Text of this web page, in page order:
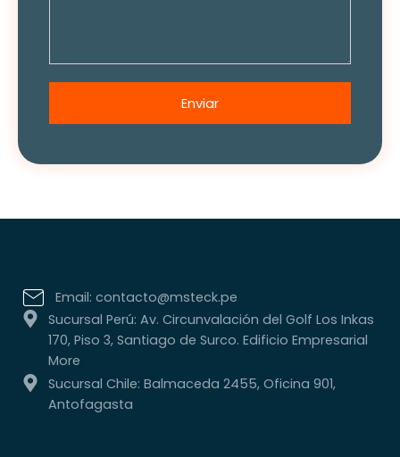
Email: contacto@msteck.pe
Sucursal Perú: Av. Circunvalación del Golf Los Inkas
170, Piso 3, Santiago de Surco. Edificio Empresarial
More
Sucursal Chile: Balmaceda 2455, Oficina 901,
Antofagasta